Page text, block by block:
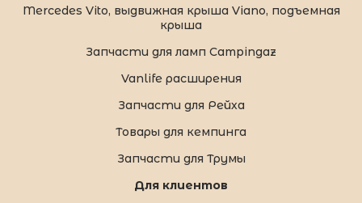
Mercedes Vito, выдвижная крыша Viano, подъемная
крыша
Запчасти для ламп Campingaz
Vanlife расширения
Запчасти для Рейха
Товары для кемпинга
Запчасти для Трумы
Для клиентов